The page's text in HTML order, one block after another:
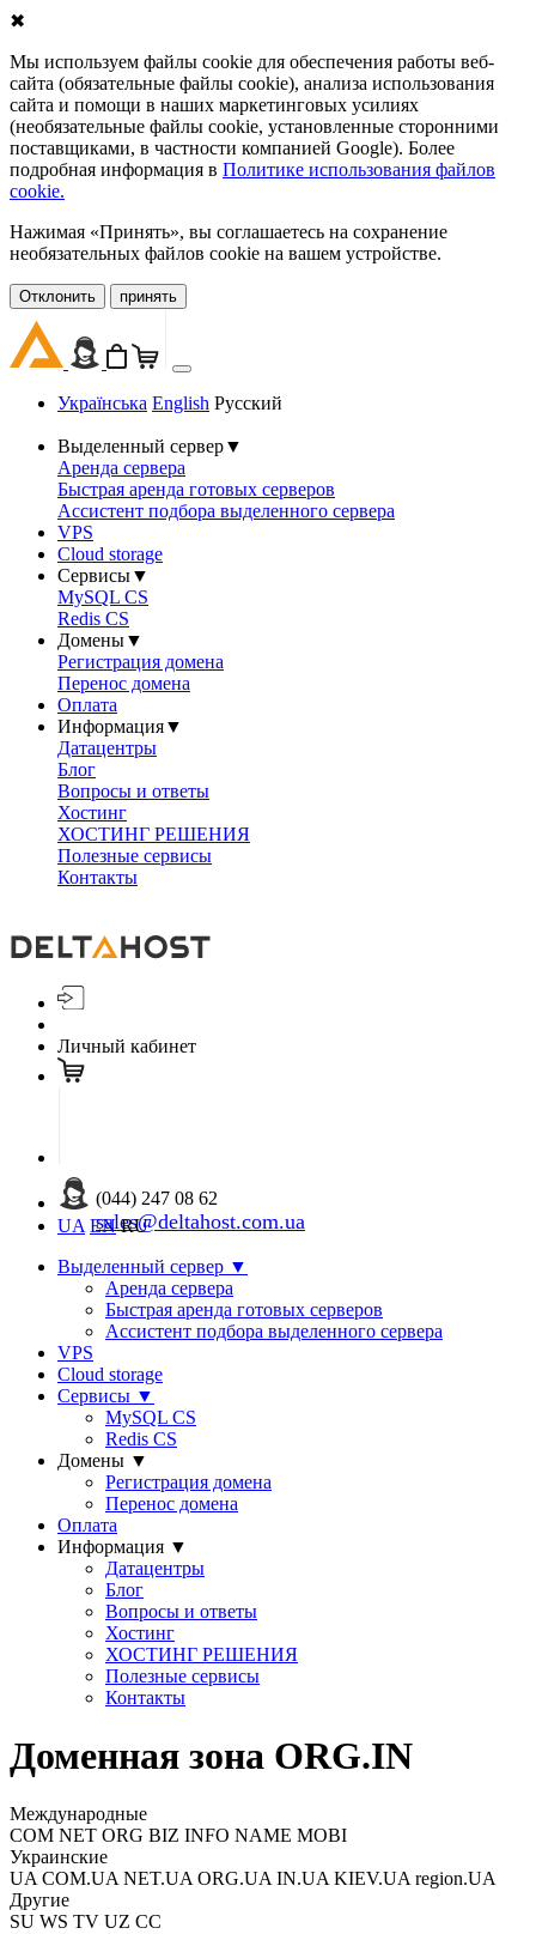
✖
Мы используем файлы cookie для обеспечения работы веб-
сайта (обязательные файлы cookie), анализа использования
сайта и помощи в наших маркетинговых усилиях
(необязательные файлы cookie, установленные сторонними
поставщиками, в частности компанией Google). Более
подробная информация в Политике использования файлов
cookie.
Нажимая «Принять», вы соглашаетесь на сохранение
необязательных файлов cookie на вашем устройстве.
Oтклонить принять
Українська English Русский
Выделенный сервер▼
Аренда сервера
Быстрая аренда готовых серверов
Ассистент подбора выделенного сервера
VPS
Cloud storage
Сервисы▼
MySQL CS
Redis CS
Домены▼
Регистрация домена
Перенос домена
Оплата
Информация▼
Датацентры
Блог
Вопросы и ответы
Хостинг
ХОСТИНГ РЕШЕНИЯ
Полезные сервисы
Контакты
Личный кабинет
(044) 247 08 62
sales@deltahost.com.ua
UA EN RU
Выделенный сервер ▼
Аренда сервера
Быстрая аренда готовых серверов
Ассистент подбора выделенного сервера
VPS
Cloud storage
Сервисы ▼
MySQL CS
Redis CS
Домены ▼
Регистрация домена
Перенос домена
Оплата
Информация ▼
Датацентры
Блог
Вопросы и ответы
Хостинг
ХОСТИНГ РЕШЕНИЯ
Полезные сервисы
Контакты
Доменная зона ORG.IN
Международные
COM NET ORG BIZ INFO NAME MOBI
Украинские
UA COM.UA NET.UA ORG.UA IN.UA KIEV.UA region.UA
Другие
SU WS TV UZ CC